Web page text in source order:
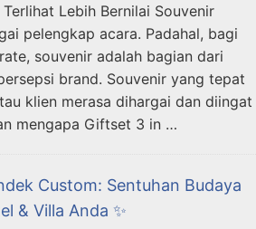
Lebih Bernilai Souvenir
pelengkap acara. Padahal, bagi
souvenir adalah bagian dari
brand. Souvenir yang tepat
klien merasa dihargai dan diingat
mengapa Giftset 3 in …
Custom: Sentuhan Budaya
& Villa Anda ✨